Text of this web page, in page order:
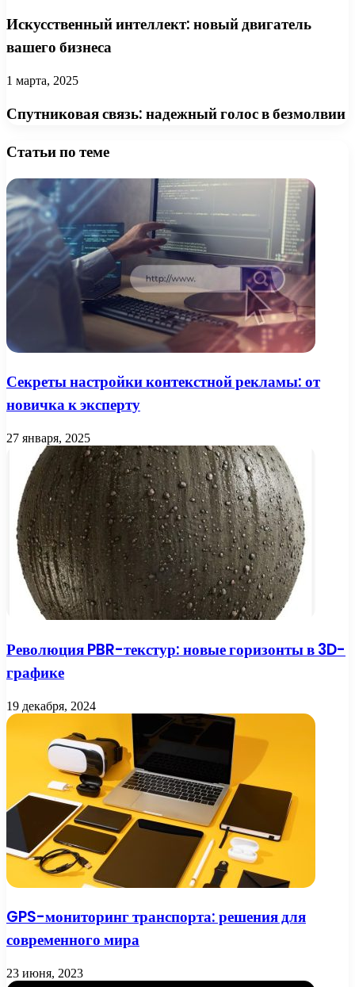
Искусственный интеллект: новый двигатель
вашего бизнеса
1 марта, 2025
Спутниковая связь: надежный голос в безмолвии
Статьи по теме
Секреты настройки контекстной рекламы: от
новичка к эксперту
27 января, 2025
Революция PBR-текстур: новые горизонты в 3D-
графике
19 декабря, 2024
GPS-мониторинг транспорта: решения для
современного мира
23 июня, 2023